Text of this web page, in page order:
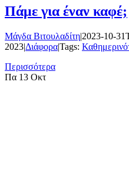
Πάμε για έναν καφέ;
Μάγδα Βιτουλαδίτη|2023-10-
2023|Διάφορα|Tags:
Περισσότερα
Πα 13 Οκτ